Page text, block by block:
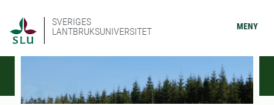
SVERIGES
LANTBRUKSUNIVERSITET
MENY